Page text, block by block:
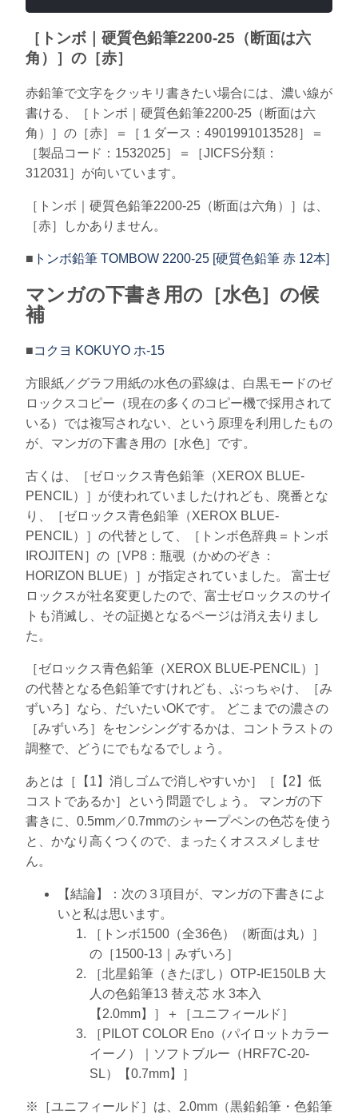
［トンボ｜硬質色鉛筆2200-25（断面は六
角）］の［赤］
赤鉛筆で文字をクッキリ書きたい場合には、濃い線が
書ける、［トンボ｜硬質色鉛筆2200-25（断面は六
角）］の［赤］＝［１ダース：4901991013528］＝
［製品コード：1532025］＝［JICFS分類：
312031］が向いています。
［トンボ｜硬質色鉛筆2200-25（断面は六角）］は、
［赤］しかありません。
■ トンボ鉛筆 TOMBOW 2200-25 [硬質色鉛筆 赤 12本]
マンガの下書き用の［水色］の候
補
■コクヨ KOKUYO ホ-15
方眼紙／グラフ用紙の水色の罫線は、白黒モードのゼ
ロックスコピー（現在の多くのコピー機で採用されて
いる）では複写されない、という原理を利用したもの
が、マンガの下書き用の［水色］です。
古くは、［ゼロックス青色鉛筆（XEROX BLUE-
PENCIL）］が使われていましたけれども、廃番とな
り、［ゼロックス青色鉛筆（XEROX BLUE-
PENCIL）］の代替として、［トンボ色辞典＝トンボ
IROJITEN］の［VP8：瓶覗（かめのぞき：
HORIZON BLUE）］が指定されていました。 富士ゼ
ロックスが社名変更したので、富士ゼロックスのサイ
トも消滅し、その証拠となるページは消え去りまし
た。
［ゼロックス青色鉛筆（XEROX BLUE-PENCIL）］
の代替となる色鉛筆ですけれども、ぶっちゃけ、［み
ずいろ］なら、だいたいOKです。 どこまでの濃さの
［みずいろ］をセンシングするかは、コントラストの
調整で、どうにでもなるでしょう。
あとは［【1】消しゴムで消しやすいか］［【2】低
コストであるか］という問題でしょう。 マンガの下
書きに、0.5mm／0.7mmのシャープペンの色芯を使う
と、かなり高くつくので、まったくオススメしませ
ん。
【結論】：次の３項目が、マンガの下書きによ
いと私は思います。
［トンボ1500（全36色）（断面は丸）］
の［1500-13｜みずいろ］
［北星鉛筆（きたぼし）OTP-IE150LB 大
人の色鉛筆13 替え芯 水 3本入
【2.0mm】］＋［ユニフィールド］
［PILOT COLOR Eno（パイロットカラー
イーノ）｜ソフトブルー（HRF7C-20-
SL）【0.7mm】］
※［ユニフィールド］は、2.0mm（黒鉛鉛筆・色鉛筆